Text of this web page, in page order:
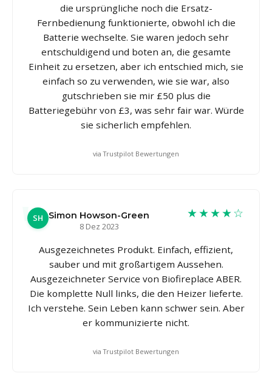
die ursprüngliche noch die Ersatz-
Fernbedienung funktionierte, obwohl ich die
Batterie wechselte. Sie waren jedoch sehr
entschuldigend und boten an, die gesamte
Einheit zu ersetzen, aber ich entschied mich, sie
einfach so zu verwenden, wie sie war, also
gutschrieben sie mir £50 plus die
Batteriegebühr von £3, was sehr fair war. Würde
sie sicherlich empfehlen.
via Trustpilot Bewertungen
SH Simon Howson-Green
8 Dez 2023
★★★★☆
Ausgezeichnetes Produkt. Einfach, effizient,
sauber und mit großartigem Aussehen.
Ausgezeichneter Service von Biofireplace ABER.
Die komplette Null links, die den Heizer lieferte.
Ich verstehe. Sein Leben kann schwer sein. Aber
er kommunizierte nicht.
via Trustpilot Bewertungen